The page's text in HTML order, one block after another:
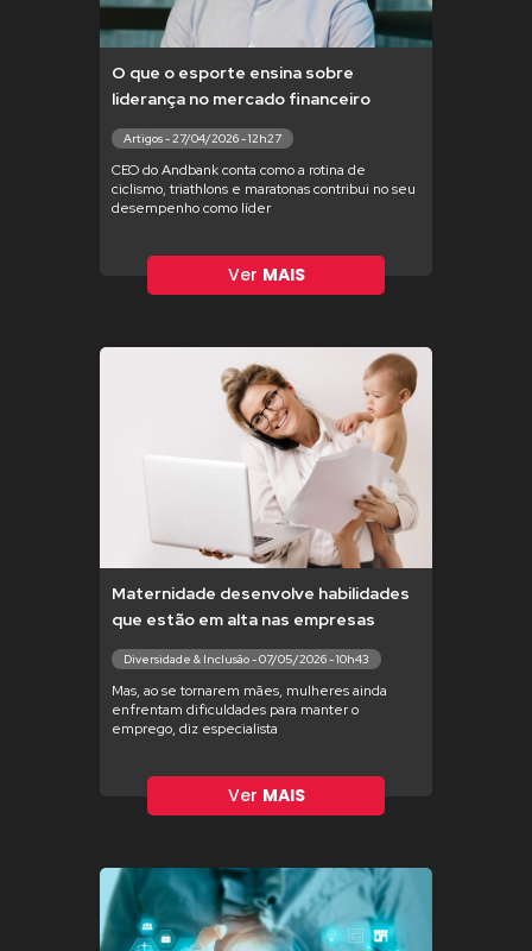
O que o esporte ensina sobre
liderança no mercado financeiro
Artigos - 27/04/2026 - 12h27
CEO do Andbank conta como a rotina de
ciclismo, triathlons e maratonas contribui no seu
desempenho como líder
Ver MAIS
Maternidade desenvolve habilidades
que estão em alta nas empresas
Diversidade & Inclusão - 07/05/2026 - 10h43
Mas, ao se tornarem mães, mulheres ainda
enfrentam dificuldades para manter o
emprego, diz especialista
Ver MAIS